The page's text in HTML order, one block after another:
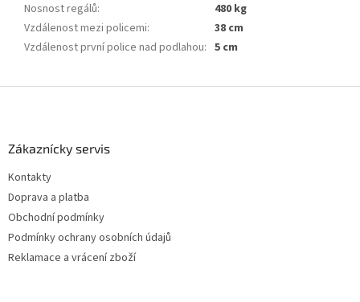
Nosnost regálů:
480 kg
Vzdálenost mezi policemi:
38 cm
Vzdálenost první police nad podlahou: 5 cm
Zákaznícky servis
Kontakty
Doprava a platba
Obchodní podmínky
Podmínky ochrany osobních údajů
Reklamace a vrácení zboží